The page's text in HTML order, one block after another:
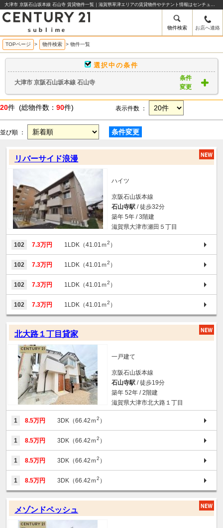
大津市 京阪石山坂本線 石山寺 賃貸物件一覧｜滋賀県草津エリアの賃貸物件やテナント情報はセンチュリー21sublime
物件検索 お店へ連絡
TOPページ > 物件検索 > 物件一覧
選択中の条件
大津市 京阪石山坂本線 石山寺
条件
変更
20件 (総物件数： 90件) 表示件数 ：
並び順 ： 条件変更
リバーサイド浪漫
ハイツ
京阪石山坂本線
石山寺駅 / 徒歩32分
築年 5年 / 3階建
滋賀県大津市瀬田５丁目
102 7.3万円 1LDK（41.01ｍ2 ）
102 7.3万円 1LDK（41.01ｍ2 ）
102 7.3万円 1LDK（41.01ｍ2 ）
102 7.3万円 1LDK（41.01ｍ2 ）
北大路１丁目貸家
一戸建て
京阪石山坂本線
石山寺駅 / 徒歩19分
築年 52年 / 2階建
滋賀県大津市北大路１丁目
1 8.5万円 3DK（66.42ｍ2 ）
1 8.5万円 3DK（66.42ｍ2 ）
1 8.5万円 3DK（66.42ｍ2 ）
1 8.5万円 3DK（66.42ｍ2 ）
メゾンドペッシュ